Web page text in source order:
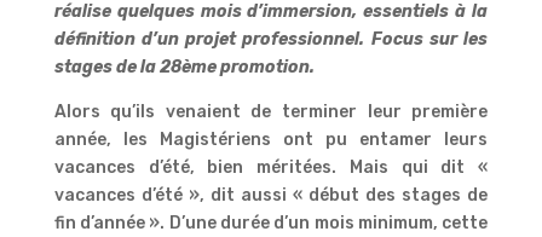
réalise quelques mois d’immersion, essentiels à la
définition d’un projet professionnel. Focus sur les
stages de la 28ème promotion.
Alors qu’ils venaient de terminer leur première
année, les Magistériens ont pu entamer leurs
vacances d’été, bien méritées. Mais qui dit «
vacances d’été », dit aussi « début des stages de
fin d’année ». D’une durée d’un mois minimum, cette